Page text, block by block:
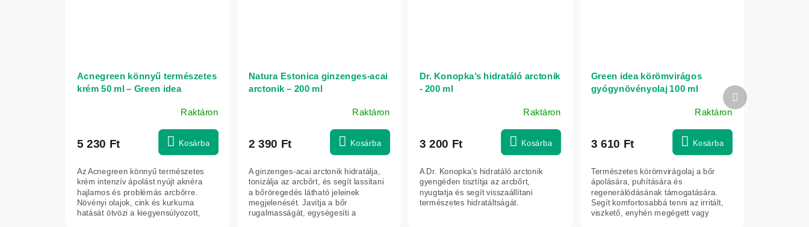
Acnegreen könnyű természetes
krém 50 ml – Green idea
Raktáron
5 230 Ft Kosárba
Az Acnegreen könnyű természetes
krém intenzív ápolást nyújt aknéra
hajlamos és problémás arcbőrre.
Növényi olajok, cink és kurkuma
hatását ötvözi a kiegyensúlyozott,
Natura Estonica ginzenges-acai
arctonik – 200 ml
Raktáron
2 390 Ft Kosárba
A ginzenges-acai arctonik hidratálja,
tonizálja az arcbőrt, és segít lassítani
a bőröregedés látható jeleinek
megjelenését. Javítja a bőr
rugalmasságát, egységesíti a
Dr. Konopka’s hidratáló arctonik
- 200 ml
Raktáron
3 200 Ft Kosárba
A Dr. Konopka’s hidratáló arctonik
gyengéden tisztítja az arcbőrt,
nyugtatja és segít visszaállítani
természetes hidratáltságát.
Green idea körömvirágos
gyógynövényolaj 100 ml
Raktáron
3 610 Ft Kosárba
Természetes körömvirágolaj a bőr
ápolására, puhítására és
regenerálódásának támogatására.
Segít komfortosabbá tenni az irritált,
viszkető, enyhén megégett vagy
Következő
termék